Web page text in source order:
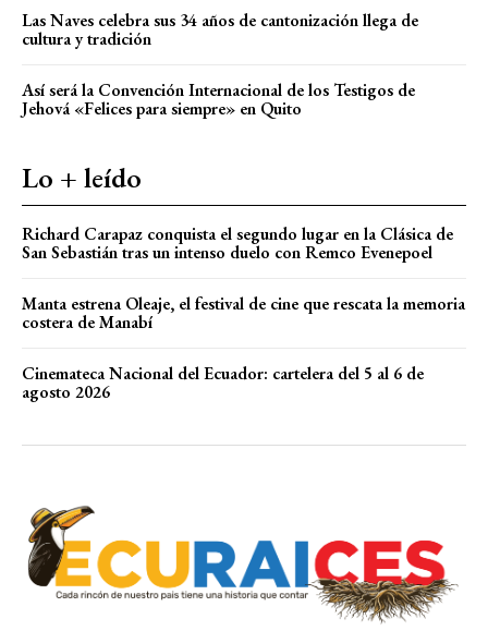
Las Naves celebra sus 34 años de cantonización llega de
cultura y tradición
Así será la Convención Internacional de los Testigos de
Jehová «Felices para siempre» en Quito
Lo + leído
Richard Carapaz conquista el segundo lugar en la Clásica de
San Sebastián tras un intenso duelo con Remco Evenepoel
Manta estrena Oleaje, el festival de cine que rescata la memoria
costera de Manabí
Cinemateca Nacional del Ecuador: cartelera del 5 al 6 de
agosto 2026